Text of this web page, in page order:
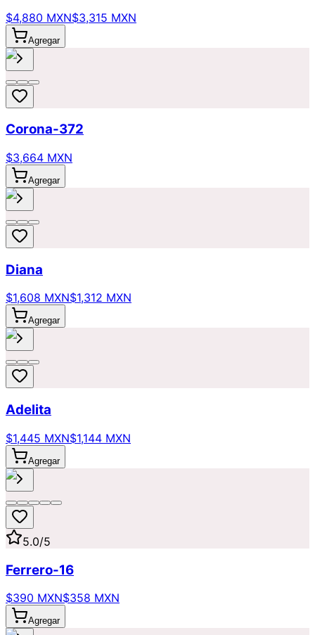
$4,880 MXN$3,315 MXN
Agregar
Corona-372
$3,664 MXN
Agregar
Diana
$1,608 MXN$1,312 MXN
Agregar
Adelita
$1,445 MXN$1,144 MXN
Agregar
5.0/5
Ferrero-16
$390 MXN$358 MXN
Agregar